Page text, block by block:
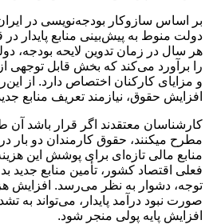
بر اساس سازوکار بودجه‌نویسی در
دولت منوط به پیش‌بینی منابع پایدار
هر سال در زمان تدوین لایحه بودجه،
را برآورد می‌کند که بخش قابل
و مزایای کارکنان اختصاص دارد. از
افزایش حقوق، نیازمند تعریف منابع
کارشناسان معتقدند اگر قرار باشد
مطرح میکنند، حقوق کارمندان دو بار در
منابع مالی تازه‌ای برای پوشش این
فعلی اقتصاد کشور، تأمین منابع جدید
توجه، دشوار به نظر می‌رسد. افزایش
صورت نبود درآمد پایدار، می‌تواند به
افزایش پایه پولی منجر شود.